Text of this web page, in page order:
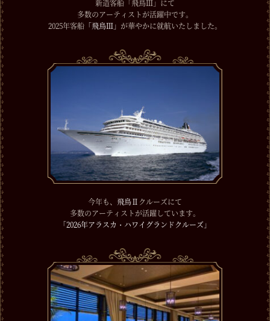
新造客船「飛鳥Ⅲ」にて
多数のアーティストが活躍中です。
2025年客船 「飛鳥Ⅲ」 が華やかに就航いたしました。
今年も、 飛鳥Ⅱ クルーズにて
多数のアーティストが活躍しています。
「2026年アラスカ・ハワイグランドクルーズ」